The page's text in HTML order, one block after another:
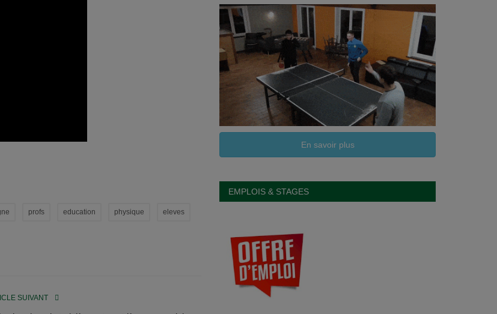
profs education physique eleves
SUIVANT
En savoir plus
EMPLOIS & STAGES